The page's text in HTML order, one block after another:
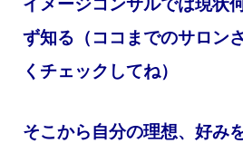
ず知る（ココまでのサロン
くチェックしてね）
そこから自分の理想、好み